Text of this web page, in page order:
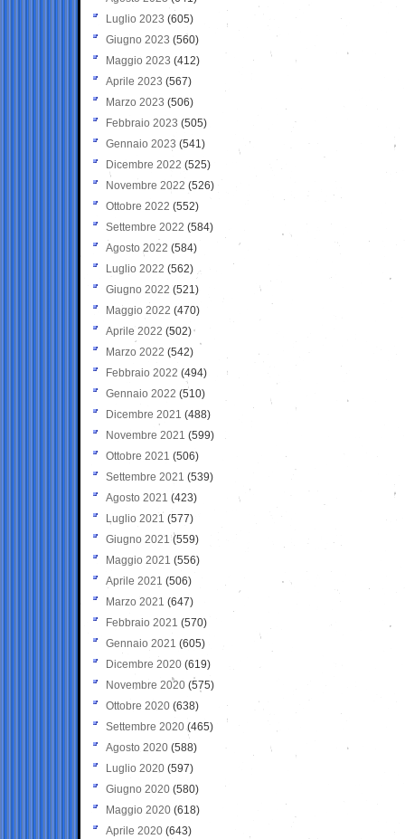
Luglio 2023 (605)
Giugno 2023 (560)
Maggio 2023 (412)
Aprile 2023 (567)
Marzo 2023 (506)
Febbraio 2023 (505)
Gennaio 2023 (541)
Dicembre 2022 (525)
Novembre 2022 (526)
Ottobre 2022 (552)
Settembre 2022 (584)
Agosto 2022 (584)
Luglio 2022 (562)
Giugno 2022 (521)
Maggio 2022 (470)
Aprile 2022 (502)
Marzo 2022 (542)
Febbraio 2022 (494)
Gennaio 2022 (510)
Dicembre 2021 (488)
Novembre 2021 (599)
Ottobre 2021 (506)
Settembre 2021 (539)
Agosto 2021 (423)
Luglio 2021 (577)
Giugno 2021(559)
Maggio 2021 (556)
Aprile 2021 (506)
Marzo 2021 (647)
Febbraio 2021 (570)
Gennaio 2021 (605)
Dicembre 2020 (619)
Novembre 2020 (575)
Ottobre 2020 (638)
Settembre 2020(465)
Agosto 2020 (588)
Luglio 2020 (597)
Giugno 2020 (580)
Maggio 2020 (618)
Aprile 2020 (643)